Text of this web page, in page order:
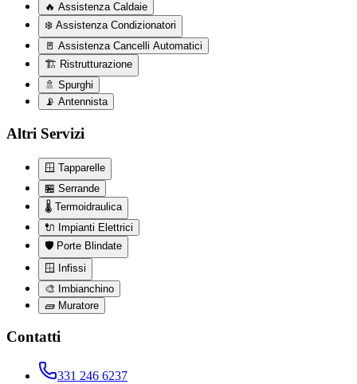
🔥 Assistenza Caldaie
❄️ Assistenza Condizionatori
🚪 Assistenza Cancelli Automatici
🏗️ Ristrutturazione
🚿 Spurghi
📡 Antennista
Altri Servizi
🪟 Tapparelle
🏪 Serrande
🌡️ Termoidraulica
🔌 Impianti Elettrici
🛡️ Porte Blindate
🪟
Infissi
🎨 Imbianchino
🧱 Muratore
Contatti
331 246 6237